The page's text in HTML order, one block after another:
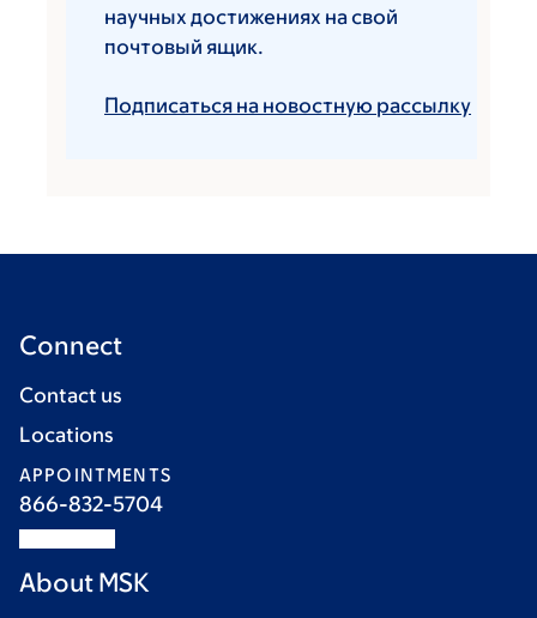
научных достижениях на свой
почтовый ящик.
Подписаться на новостную рассылку
Connect
Contact us
Locations
APPOINTMENTS
866-832-5704
About MSK